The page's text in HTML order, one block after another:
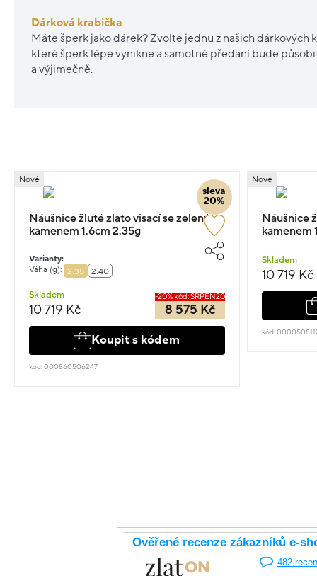
Dárková krabička
Máte šperk jako dárek? Zvolte jednu z našich dárkových
které šperk lépe vynikne a samotné předání bude
a výjimečně.
sleva
20%
Nové
Náušnice žluté zlato visací se zeleným
kamenem 1.6cm 2.35g
Varianty:
Váha (g):
2.35 2.40
Skladem
10 719 Kč
-20% kód: SRPEN20
8 575 Kč
Koupit s kódem
kód: 000860506247
Nové
Náušnice
kamenem
Skladem
10 719 Kč
kód: